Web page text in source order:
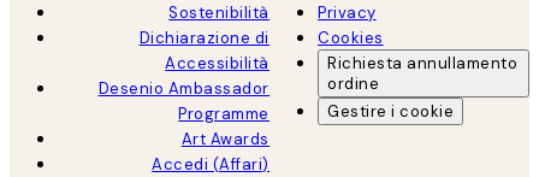
Sostenibilità
Dichiarazione di
Accessibilità
Desenio Ambassador
Programme
Art Awards
Accedi (Affari)
Privacy
Cookies
Richiesta annullamento
ordine
Gestire i cookie